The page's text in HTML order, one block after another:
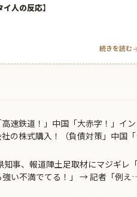
人の反応】
続きを読む
速鉄道！」中国「大赤字！」イン
の株式購入！（負債対策」中国
知事、報道陣土足取材にマジギレ
い不満でてる！」 → 記者「例え